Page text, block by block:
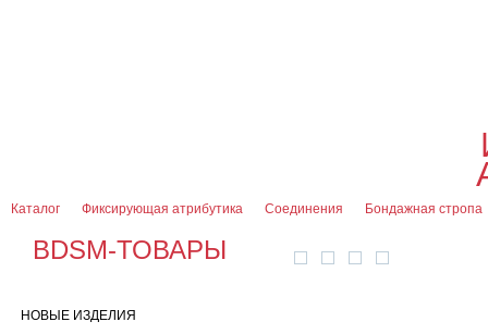
Каталог Фиксирующая атрибутика Соединения Бондажная стропа
BDSM-ТОВАРЫ
НОВЫЕ ИЗДЕЛИЯ